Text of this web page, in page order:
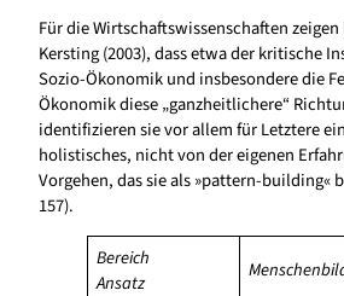
Für die Wirtschaftswissenschaften
Kersting (2003), dass etwa der kritische
Sozio-Ökonomik und insbesondere die
Ökonomik diese „ganzheitlichere“
identifizieren sie vor allem für Letztere
holistisches, nicht von der eigenen
Vorgehen, das sie als »pattern-building«
157).
Bereich
Ansatz